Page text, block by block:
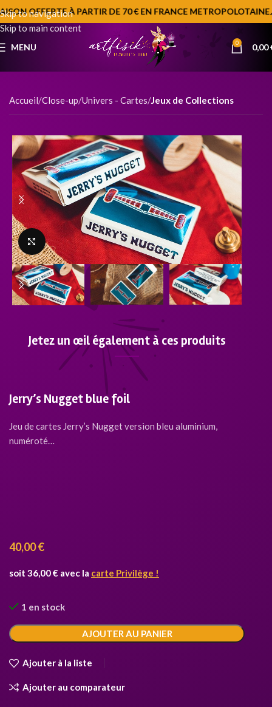
Skip to navigation
Skip to main content
OFFERTE À PARTIR DE 70 € EN FRANCE METROPOLOTAINE🪄
MENU 0 0,00
Accueil Close-up Univers - Cartes Jeux de Collections
Click to enlarge
Jetez un œil également à ces produits
Jerry’s Nugget blue foil
Jeu de cartes Jerry’s Nugget version bleu aluminium,
numéroté…
40,00€
soit 36,00 € avec la carte Privilège !
1 en stock
AJOUTER AU PANIER
Ajouter à la liste
Ajouter au comparateur